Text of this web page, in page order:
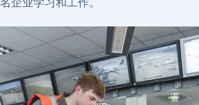
名企业学习和工作。